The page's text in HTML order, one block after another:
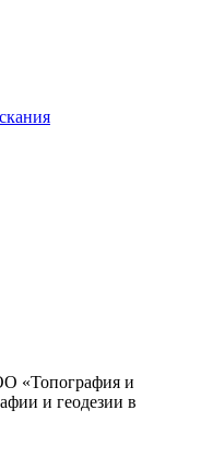
«Топография и
и геодезии в